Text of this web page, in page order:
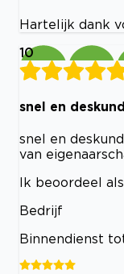
Hartelijk dank
10
snel en
snel en
van
Ik beoordeel
Bedrijf
Binnendienst